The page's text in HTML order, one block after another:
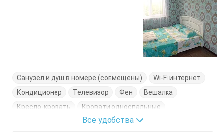
Санузел и душ в номере (совмещены)
Wi-Fi интернет
Кондиционер
Телевизор Фен
Вешалка
Кресло-кровать
Кровати односпальные
Кровать двуспальная
Тумбочки
Все удобства